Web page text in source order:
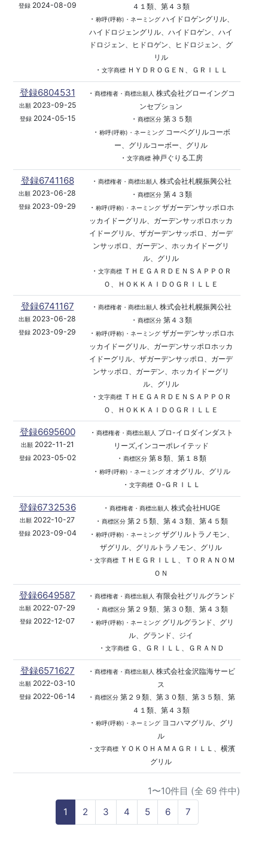
登録2024-08-09
４１類、第４３類
・ 称呼(呼称)・ネーミングハイドロゲングリル、
ハイドロジェングリル、ハイドロゲン、ハイ
ドロジェン、ヒドロゲン、ヒドロジェン、グ
リル
・ 文字商標ＨＹＤＲＯＧＥＮ、ＧＲＩＬＬ
登録6804531
出願2023-09-25
登録2024-05-15
・ 商標権者・商標出願人 株式会社グローイングコ
ンセプション
・ 商標区分第３５類
・ 称呼(呼称)・ネーミングコーベグリルコーボ
ー、グリルコーボー、グリル
・ 文字商標神戸ぐりる工房
登録6741168
出願 2023-06-28
登録 2023-09-29
・ 商標権者・商標出願人 株式会社札幌振興公社
・ 商標区分第４３類
・ 称呼(呼称)・ネーミングザガーデンサッポロホ
ッカイドーグリル、ガーデンサッポロホッカ
イドーグリル、ザガーデンサッポロ、ガーデ
ンサッポロ、ガーデン、ホッカイドーグリ
ル、グリル
・ 文字商標ＴＨＥＧＡＲＤＥＮＳＡＰＰＯＲ
Ｏ、ＨＯＫＫＡＩＤＯＧＲＩＬＬＥ
登録6741167
出願 2023-06-28
登録 2023-09-29
・ 商標権者・商標出願人 株式会社札幌振興公社
・ 商標区分第４３類
・ 称呼(呼称)・ネーミングザガーデンサッポロホ
ッカイドーグリル、ガーデンサッポロホッカ
イドーグリル、ザガーデンサッポロ、ガーデ
ンサッポロ、ガーデン、ホッカイドーグリ
ル、グリル
・ 文字商標ＴＨＥＧＡＲＤＥＮＳＡＰＰＯＲ
Ｏ、ＨＯＫＫＡＩＤＯＧＲＩＬＬＥ
登録6695600
出願2022-11-21
登録2023-05-02
・ 商標権者・商標出願人
プロ-イロダインダスト
リーズ,インコーポレイテッド
・ 商標区分第８類、第１８類
・ 称呼(呼称)・ネーミングオオグリル、グリル
・ 文字商標Ｏ‐ＧＲＩＬＬ
登録6732536
出願 2022-10-27
登録2023-09-04
・ 商標権者・商標出願人 株式会社HUGE
・ 商標区分第２５類、第４３類、第４５類
・ 称呼(呼称)・ネーミングザグリルトラノモン、
ザグリル、グリルトラノモン、グリル
・ 文字商標ＴＨＥＧＲＩＬＬ、ＴＯＲＡＮＯＭ
ＯＮ
登録6649587
出願 2022-07-29
登録 2022-12-07
・ 商標権者・商標出願人 有限会社グリルグランド
・ 商標区分第２９類、第３０類、第４３類
・ 称呼(呼称)・ネーミンググリルグランド、グリ
ル、グランド、ジイ
・ 文字商標Ｇ、ＧＲＩＬＬ、ＧＲＡＮＤ
登録6571627
出願 2022-03-10
登録 2022-06-14
・ 商標権者・商標出願人 株式会社金沢臨海サービ
ス
・ 商標区分第２９類、第３０類、第３５類、第
４１類、第４３類
・ 称呼(呼称)・ネーミングヨコハマグリル、グリ
ル
・ 文字商標ＹＯＫＯＨＡＭＡＧＲＩＬＬ、横濱
グリル
1〜10件目 (全 69 件中)
1
2 3 4 5 6 7